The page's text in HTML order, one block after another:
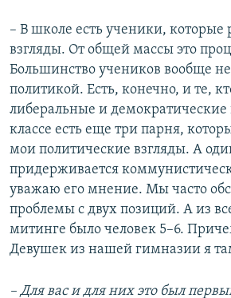
– В школе есть ученики, которые
взгляды. От общей массы это
Большинство учеников вообще
политикой. Есть, конечно, и те,
либеральные и
классе есть еще три парня,
мои политические взгляды. А
придерживается
уважаю его мнение. Мы часто
проблемы с двух позиций. А из
митинге было человек 5–6.
Девушек из нашей гимназии я
– Для вас и для них это был